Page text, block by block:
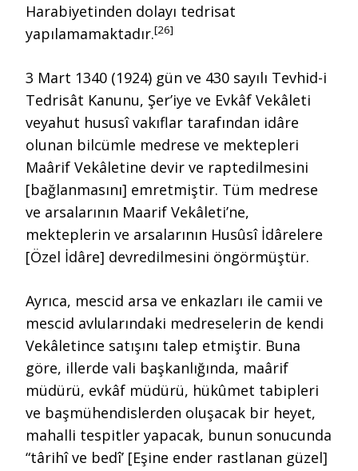
Harabiyetinden dolayı tedrisat
yapılamamaktadır.[26]
3 Mart 1340 (1924) gün ve 430 sayılı Tevhid-i
Tedrisât Kanunu, Şer’iye ve Evkâf Vekâleti
veyahut hususî vakıflar tarafından idâre
olunan bilcümle medrese ve mektepleri
Maârif Vekâletine devir ve raptedilmesini
[bağlanmasını] emretmiştir. Tüm medrese
ve arsalarının Maarif Vekâleti’ne,
mekteplerin ve arsalarının Husûsî İdârelere
[Özel İdâre] devredilmesini öngörmüştür.
Ayrıca, mescid arsa ve enkazları ile camii ve
mescid avlularındaki medreselerin de kendi
Vekâletince satışını talep etmiştir. Buna
göre, illerde vali başkanlığında, maârif
müdürü, evkâf müdürü, hükûmet tabipleri
ve başmühendislerden oluşacak bir heyet,
mahalli tespitler yapacak, bunun sonucunda
“târihî ve bedî’ [Eşine ender rastlanan güzel]